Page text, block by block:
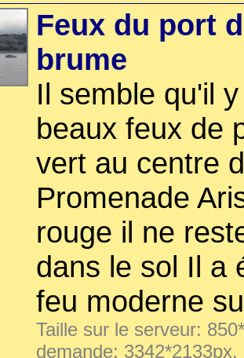
Feux du port
brume
Il semble qu'il
beaux feux de
vert au centre
Promenade
rouge il ne
dans le sol Il a
feu moderne
Taille sur le serveur:
demande: